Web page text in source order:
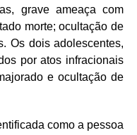
grave ameaça com
morte; ocultação de
Os dois adolescentes,
por atos infracionais
e ocultação de
como a pessoa